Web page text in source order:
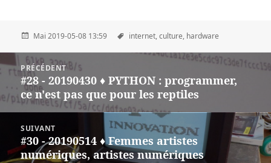
Mai 2019-05-08 13:59 internet, culture, hardware
navigation
PRÉCÉDENT
Précédent
#28 - 20190430 ♦ PYTHON : programmer,
ce n'est pas que pour les reptiles
SUIVANT
Suivant
#30 - 20190514 ♦ Femmes artistes
numériques, artistes numériques